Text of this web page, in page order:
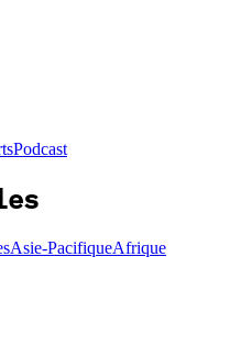
Podcast
Asie-PacifiqueAfrique